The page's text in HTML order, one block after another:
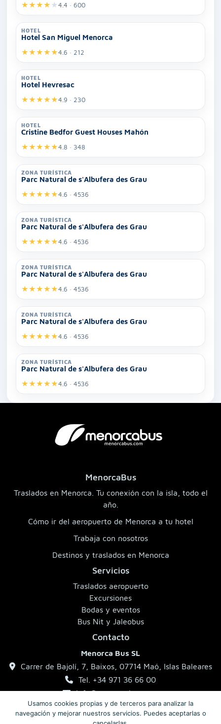
★★★★ ★4.4 · 600
HOTEL
Hotel San Miguel Menorca
★★★★★4.6 · 212
HOTEL
Hotel Hevresac
★★★★★4.9 · 230
HOTEL
Cristine Bedfor Guest Houses Mahón
★★★★★4.8 · 348
ZONA TURÍSTICA
Parc Natural de s'Albufera des Grau
★★★★★4.6 · 4536
ZONA TURÍSTICA
Parc Natural de s'Albufera des Grau
★★★★★4.6 · 4536
ZONA TURÍSTICA
Parc Natural de s'Albufera des Grau
★★★★★4.6 · 4536
ZONA TURÍSTICA
Parc Natural de s'Albufera des Grau
★★★★★4.6 · 4536
ZONA TURÍSTICA
Parc Natural de s'Albufera des Grau
★★★★★4.6 · 4536
MenorcaBus
Traslados en Menorca. Tu conexión con la isla, todo el
año.
Cómo ir del aeropuerto de Menorca a tu hotel
Trabaja con nosotros
Destinos y traslados en Menorca
Servicios
Traslados aeropuerto
Excursiones
Bodas y eventos
Bus Nit y Jaleobus
Contacto
Menorca Bus SL
Carrer de Bajolí, 7, Baixos, 07714 Maó, Islas Baleares
Tel. +34 971 36 66 00
info@menorcabus.com
Usamos cookies propias y de terceros para analizar la
navegación y mejorar nuestros servicios. Puedes aceptarlas o